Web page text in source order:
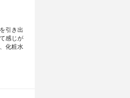
引き出
感じが
化粧水